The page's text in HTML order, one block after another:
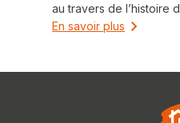
au travers de l’histoire
En savoir plus